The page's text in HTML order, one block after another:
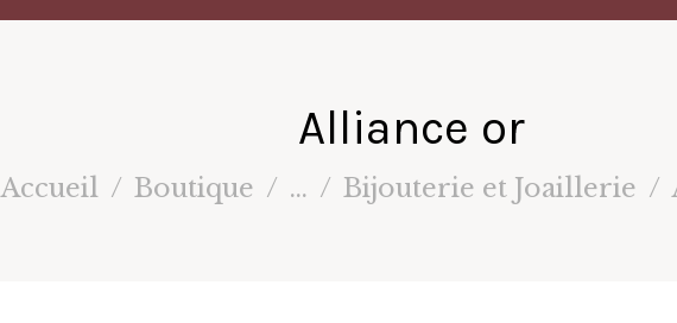
Alliance or
Accueil Boutique ... Bijouterie et Joaillerie